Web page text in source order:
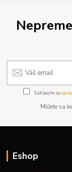
Súhlasím so
Môžete sa
Eshop